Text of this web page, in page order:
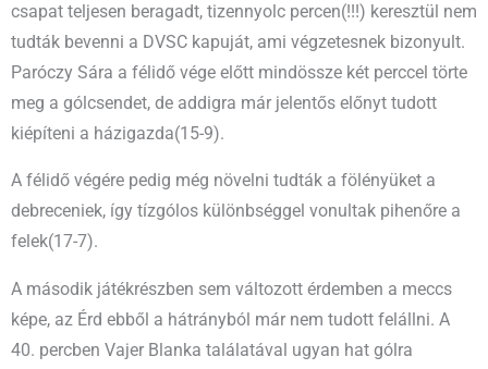
csapat teljesen beragadt, tizennyolc percen(!!!) keresztül nem
tudták bevenni a DVSC kapuját, ami végzetesnek bizonyult.
Paróczy Sára a félidő vége előtt mindössze két perccel törte
meg a gólcsendet, de addigra már jelentős előnyt tudott
kiépíteni a házigazda(15-9).
A félidő végére pedig még növelni tudták a fölényüket a
debreceniek, így tízgólos különbséggel vonultak pihenőre a
felek(17-7).
A második játékrészben sem változott érdemben a meccs
képe, az Érd ebből a hátrányból már nem tudott felállni. A
40. percben Vajer Blanka találatával ugyan hat gólra